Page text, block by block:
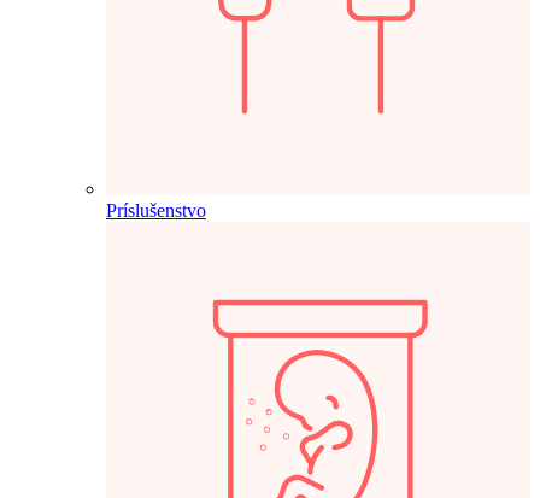
Príslušenstvo